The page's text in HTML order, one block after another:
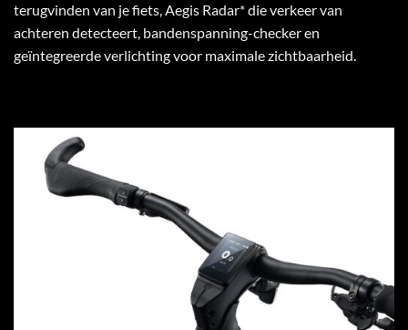
terugvinden van je fiets, Aegis Radar* die verkeer van
achteren detecteert, bandenspanning-checker en
geïntegreerde verlichting voor maximale zichtbaarheid.